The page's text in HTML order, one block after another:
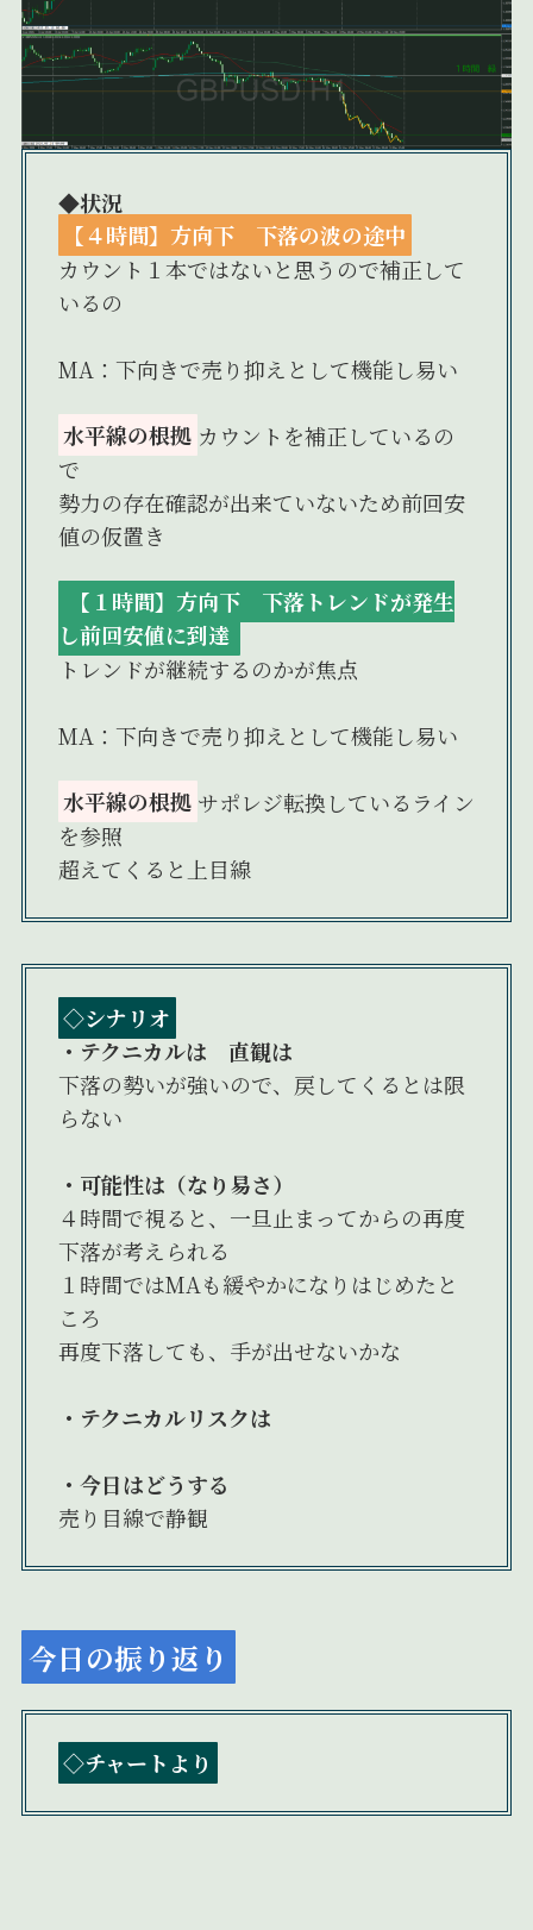
◆状況
【４時間】方向下 下落の波の途中
カウント１本ではないと思うので補正して
いるの
MA：下向きで売り抑えとして機能し易い
水平線の根拠 カウントを補正しているの
で
勢力の存在確認が出来ていないため前回安
値の仮置き
【１時間】方向下 下落トレンドが発生
し前回安値に到達
トレンドが継続するのかが焦点
MA：下向きで売り抑えとして機能し易い
水平線の根拠 サポレジ転換しているライン
を参照
超えてくると上目線
◇シナリオ
・テクニカルは 直観は
下落の勢いが強いので、戻してくるとは限
らない
・可能性は（なり易さ）
４時間で視ると、一旦止まってからの再度
下落が考えられる
１時間ではMAも緩やかになりはじめたと
ころ
再度下落しても、手が出せないかな
・ テクニカルリスクは
・今日はどうする
売り目線で静観
今日の振り返り
◇チャートより